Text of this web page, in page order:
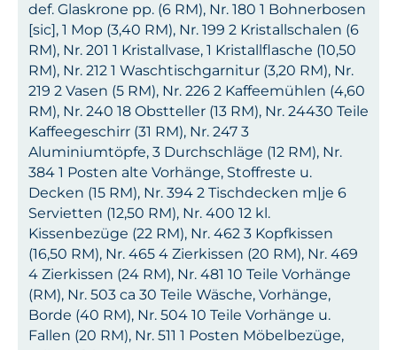
def. Glaskrone pp. (6 RM), Nr. 180 1 Bohnerbosen
[sic], 1 Mop (3,40 RM), Nr. 199 2 Kristallschalen (6
RM), Nr. 201 1 Kristallvase, 1 Kristallflasche (10,50
RM), Nr. 212 1 Waschtischgarnitur (3,20 RM), Nr.
219 2 Vasen (5 RM), Nr. 226 2 Kaffeemühlen (4,60
RM), Nr. 240 18 Obstteller (13 RM), Nr. 24430 Teile
Kaffeegeschirr (31 RM), Nr. 247 3
Aluminiumtöpfe, 3 Durchschläge (12 RM), Nr.
384 1 Posten alte Vorhänge, Stoffreste u.
Decken (15 RM), Nr. 394 2 Tischdecken m|je 6
Servietten (12,50 RM), Nr. 400 12 kl.
Kissenbezüge (22 RM), Nr. 462 3 Kopfkissen
(16,50 RM), Nr. 465 4 Zierkissen (20 RM), Nr. 469
4 Zierkissen (24 RM), Nr. 481 10 Teile Vorhänge
(RM), Nr. 503 ca 30 Teile Wäsche, Vorhänge,
Borde (40 RM), Nr. 504 10 Teile Vorhänge u.
Fallen (20 RM), Nr. 511 1 Posten Möbelbezüge,